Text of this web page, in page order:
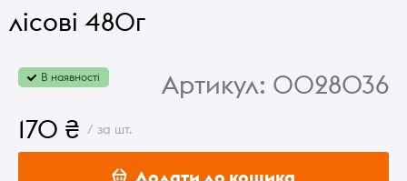
лісові 480г
В наявності Артикул: 0028036
170 ₴ / за шт.